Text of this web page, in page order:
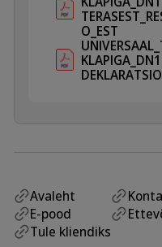
O_EST
Avaleht
E-pood
Tule kliendiks